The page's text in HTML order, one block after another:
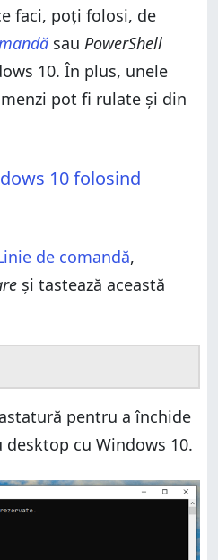
faci, poți folosi, de
sau PowerShell
10. În plus, unele
pot fi rulate și din
10 folosind
de comandă,
și tastează această
pentru a închide
cu Windows 10.